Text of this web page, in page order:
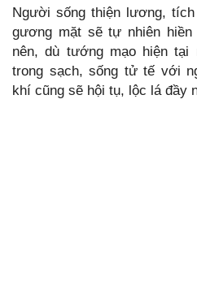
Người sống thiện lương,
gương mặt sẽ tự nhiên
nên, dù tướng mạo hiện
trong sạch, sống tử tế với
khí cũng sẽ hội tụ, lộc lá đầy